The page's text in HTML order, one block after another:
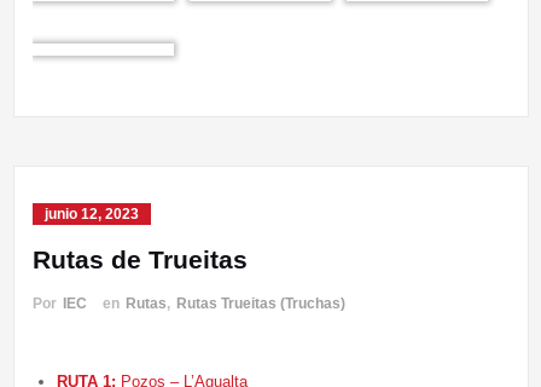
junio 12, 2023
Rutas de Trueitas
Por IEC en Rutas, Rutas Trueitas (Truchas)
RUTA 1: Pozos – L’Agualta